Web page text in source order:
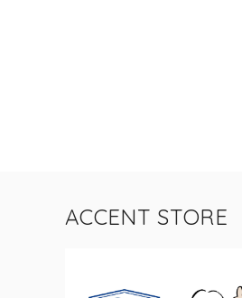
ACCENT STORE